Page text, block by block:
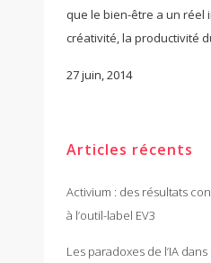
que le bien-être a un réel
créativité, la productivité
27 juin, 2014
Articles récents
Activium : des résultats
à l’outil-label EV3
Les paradoxes de l’IA dans